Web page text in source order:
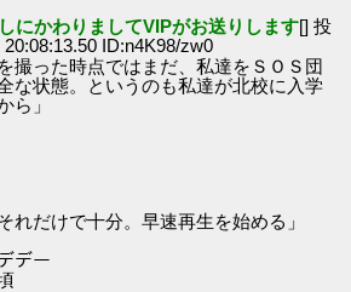
にかわりましてVIPがお送りします[] 投
ID:n4K98/zw0
撮った時点ではまだ、私達をＳＯＳ団
な状態。というのも私達が北校に入学
ら」
れだけで十分。早速再生を始める」
デー